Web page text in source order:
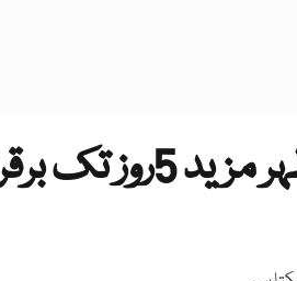
کراچی میں گرمی کی حالیہ